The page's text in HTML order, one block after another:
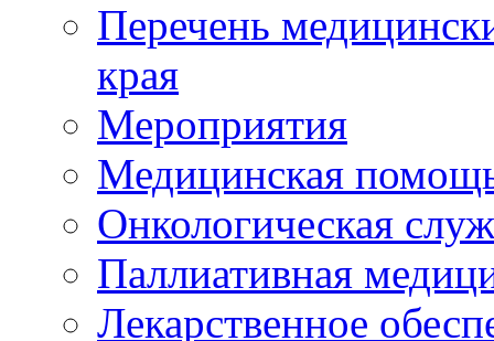
Перечень
края
Мероприятия
Медицинская
Онкологическая
Паллиативная
Лекарственное